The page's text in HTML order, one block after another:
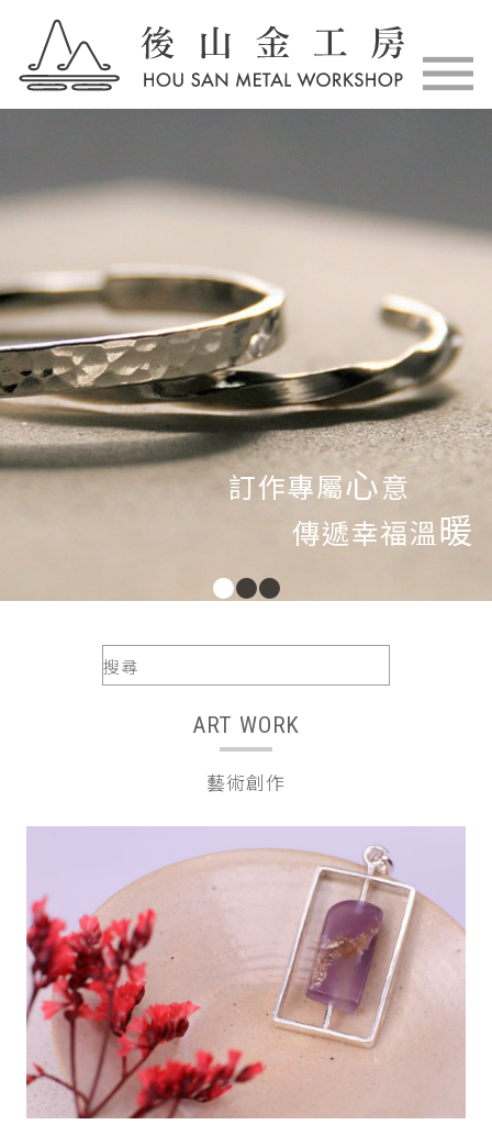
訂作專屬心意
傳遞幸福溫 暖
●●●
ART WORK
藝術創作